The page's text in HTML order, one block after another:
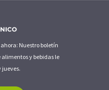
Nuestro boletín
y bebidas le
jueves.